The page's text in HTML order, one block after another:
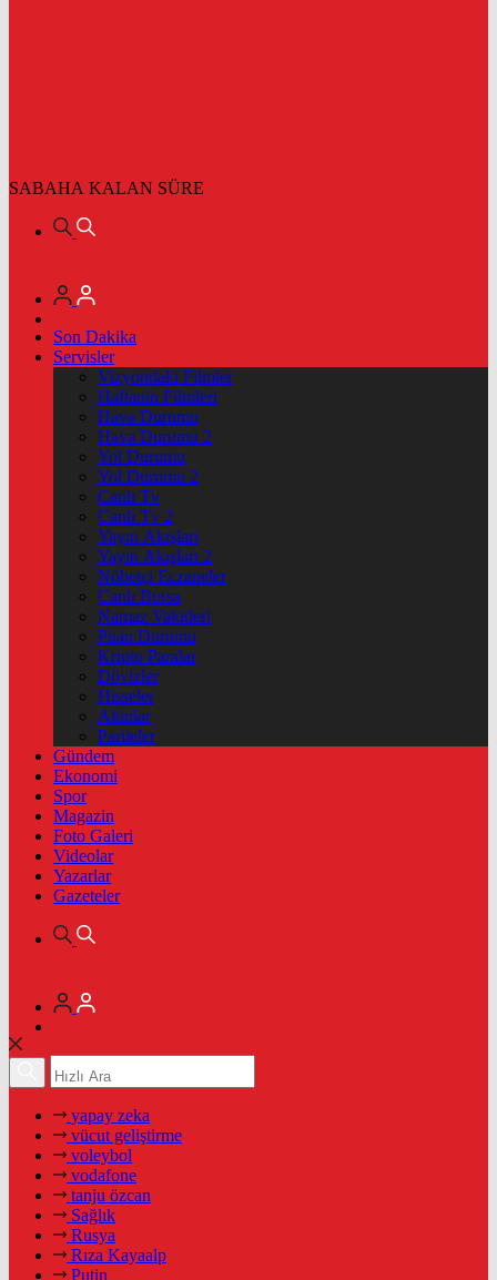
SABAHA KALAN SÜRE
Son Dakika
Servisler
Vizyondaki Filmler
Haftanin Filmleri
Hava Durumu
Hava Durumu 2
Yol Durumu
Yol Durumu 2
Canlı Tv
Canlı Tv 2
Yayın Akışları
Yayın Akışları 2
Nöbetçi Eczaneler
Canlı Borsa
Namaz Vakitleri
Puan Durumu
Kripto Paralar
Dövizler
Hisseler
Altınlar
Pariteler
Gündem
Ekonomi
Spor
Magazin
Foto Galeri
Videolar
Yazarlar
Gazeteler
yapay zeka
vücut geliştirme
voleybol
vodafone
tanju özcan
Sağlık
Rusya
Rıza Kayaalp
Putin